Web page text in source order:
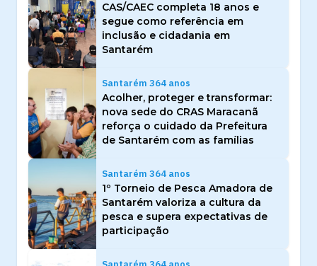
CAS/CAEC completa 18 anos e
segue como referência em
inclusão e cidadania em
Santarém
Santarém 364 anos
Acolher, proteger e transformar:
nova sede do CRAS Maracanã
reforça o cuidado da Prefeitura
de Santarém com as famílias
Santarém 364 anos
1º Torneio de Pesca Amadora de
Santarém valoriza a cultura da
pesca e supera expectativas de
participação